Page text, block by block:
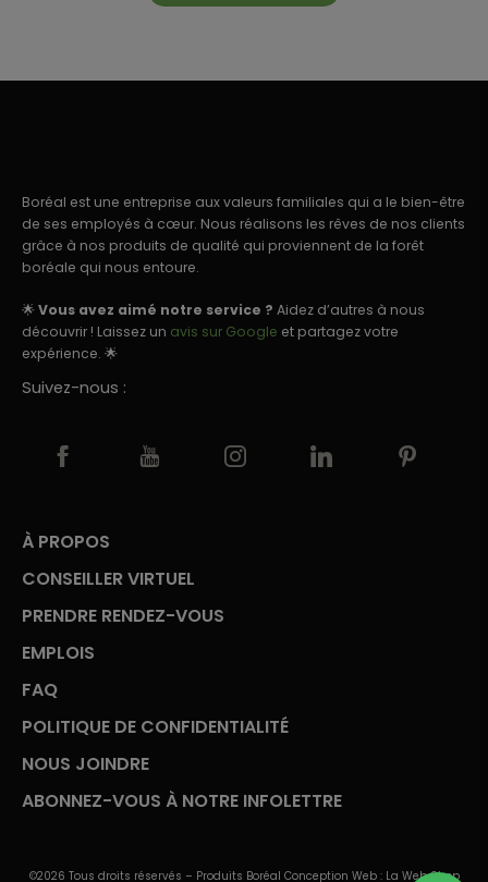
Boréal est une entreprise aux valeurs familiales qui a le bien-être
de ses employés à cœur. Nous réalisons les rêves de nos clients
grâce à nos produits de qualité qui proviennent de la forêt
boréale qui nous entoure.
🌟Vous avez aimé notre service ? Aidez d’autres à nous
découvrir ! Laissez un avis sur Google et partagez votre
expérience. 🌟
Suivez-nous :
À PROPOS
CONSEILLER VIRTUEL
PRENDRE RENDEZ-VOUS
EMPLOIS
FAQ
POLITIQUE DE CONFIDENTIALITÉ
NOUS JOINDRE
ABONNEZ-VOUS À NOTRE INFOLETTRE
©2026 Tous droits réservés – Produits Boréal Conception Web : La Web Shop